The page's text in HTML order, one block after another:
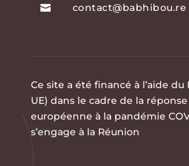
 contact@babhibou.re
Ce site a été financé à l’aide du
UE) dans le cadre de la
européenne à la pandémie
s’engage à la Réunion